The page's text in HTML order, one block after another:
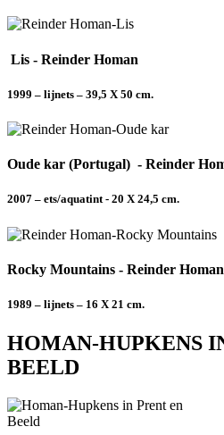
Lis - Reinder Homan
1999 – lijnets – 39,5 X 50 cm.
Oude kar (Portugal) - Reinder
2007 – ets/aquatint - 20 X 24,5 cm.
Rocky Mountains - Reinder Homan
1989 – lijnets – 16 X 21 cm.
HOMAN-HUPKENS
BEELD